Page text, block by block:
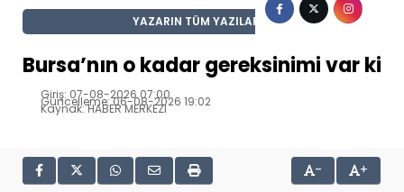
YAZARIN TÜM YAZILARI
Bursa’nın o kadar gereksinimi var ki
Giriş: 07-08-2026 07:00
Güncelleme: 06-08-2026 19:02
Kaynak: HABER MERKEZI
- +